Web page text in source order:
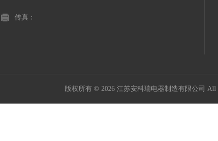
传真：
版权所有 © 2026 江苏安科瑞电器制造有限公司